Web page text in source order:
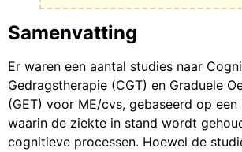
Samenvatting
Er waren een aantal studies naar
Gedragstherapie (CGT) en Graduele
(GET) voor ME/cvs, gebaseerd op een
waarin de ziekte in stand wordt
cognitieve processen. Hoewel de